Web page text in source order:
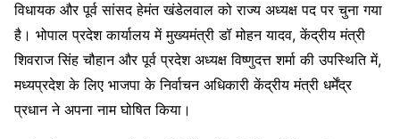
विधायक और पूर्व सांसद हेमंत खंडेलवाल को राज्य अध्यक्ष पद पर चुना गया
है। भोपाल प्रदेश कार्यालय में मुख्यमंत्री डॉ मोहन यादव, केंद्रीय मंत्री
शिवराज सिंह चौहान और पूर्व प्रदेश अध्यक्ष विष्णुदत्त शर्मा की उपस्थिति में,
मध्यप्रदेश के लिए भाजपा के निर्वाचन अधिकारी केंद्रीय मंत्री धर्मेंद्र
प्रधान ने अपना नाम घोषित किया।